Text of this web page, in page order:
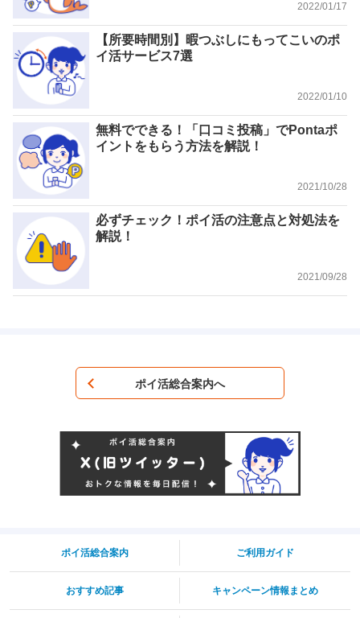
2022/01/17
【所要時間別】暇つぶしにもってこいのポ
イ活サービス7選
2022/01/10
無料でできる！「口コミ投稿」でPontaポ
イントをもらう方法を解説！
2021/10/28
必ずチェック！ポイ活の注意点と対処法を
解説！
2021/09/28
ポイ活総合案内へ
ポイ活総合案内 ご利用ガイド
おすすめ記事 キャンペーン情報まとめ